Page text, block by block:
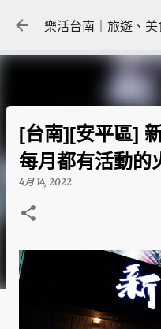
跳
[台南][安平區]
每月都有活動的
4月 14, 2022